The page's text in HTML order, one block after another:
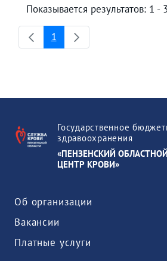
Показывается результатов: 1 -
Страница
1
Государственное
здравоохранения
«ПЕНЗЕНСКИЙ
ЦЕНТР КРОВИ»
Об организации
Вакансии
Платные услуги